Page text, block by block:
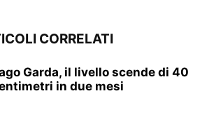
CORRELATI
Garda, il livello scende di 40
in due mesi